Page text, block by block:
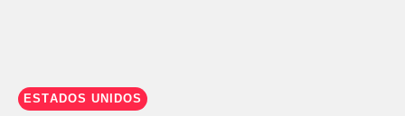
ESTADOS UNIDOS